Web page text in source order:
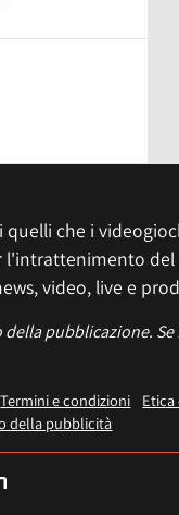
che i
del
video, live e
pubblicazione.
Termini e condizioni Etica
della pubblicità